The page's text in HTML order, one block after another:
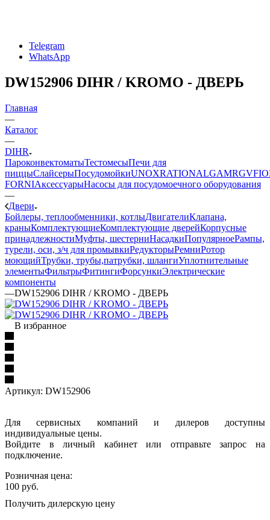
Telegram
WhatsApp
DW152906 DIHR / KROMO - ДВЕРЬ
Главная
—
Каталог
—
DIHR
ПароконвектоматыТестомесыПечи для
пиццыСлайсерыПосудомойкиUNOXRATIONALGAMRGV
FORNIАксессуарыНасосы для посудомоечного оборудования
—
Двери
Бойлеры, теплообменники, котлыДвигателиКлапана,
краныКомплектующиеКомплектующие дверейКорпусные
принадлежностиМуфты, шестерниНасадкиПопулярноеРампы,
турели, оси, з/ч для промывкиРедукторыРемниРотор
моющийТрубки, трубы,патрубки, шлангиУплотнительные
элементыФильтрыФитингиФорсункиЭлектрические
компоненты
—DW152906 DIHR / KROMO - ДВЕРЬ
В избранное
Артикул: DW152906
Для сервисных компаний и дилеров доступны
индивидуальные цены.
Войдите в личный кабинет или отправьте запрос на
подключение.
Розничная цена:
100 руб.
Получить дилерскую цену